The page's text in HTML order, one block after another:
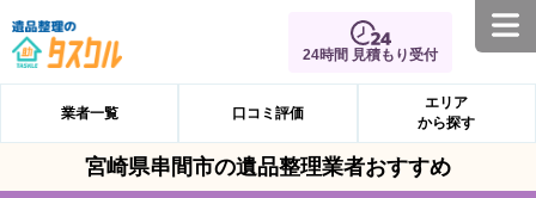
24時間 見積もり受付
業者一覧 口コミ評価
エリア
から探す
宮崎県串間市の遺品整理業者おすすめ